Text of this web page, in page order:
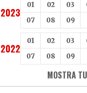
2023
01 02 03
07
08 09
2022
01 02 03
07
08 09
MOSTRA